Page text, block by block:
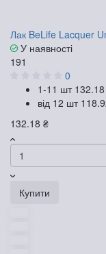
Лак BeLife Lacquer
У наявності
191
0
1-11 шт
від 12 шт
132.18 ₴
Купити